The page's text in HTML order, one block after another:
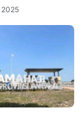
2025